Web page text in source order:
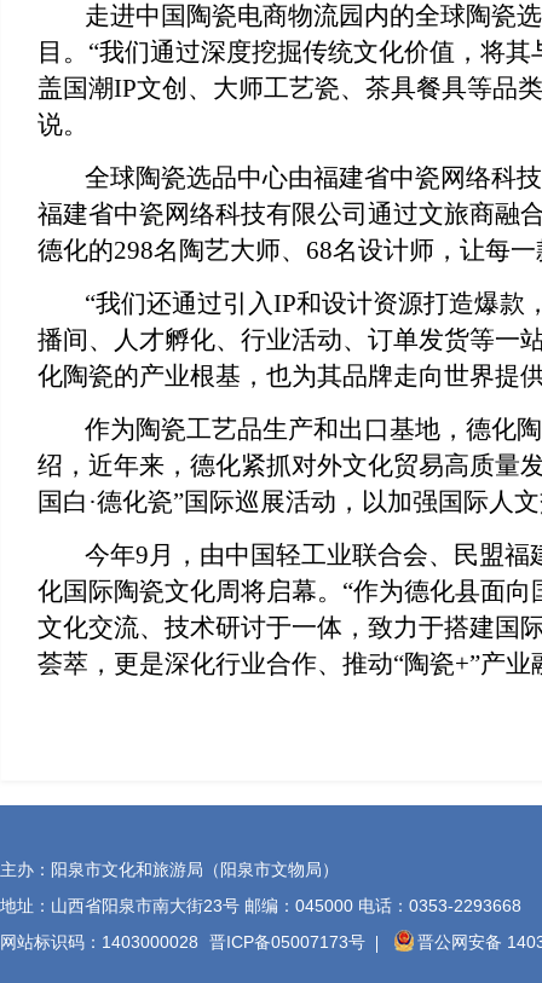
走进中国陶瓷电商物流园内的全球陶瓷
目。 “我们通过深度挖掘传统文化价值，将
盖国潮IP文创、大师工艺瓷、茶具餐具等品
说。
全球陶瓷选品中心由福建省中瓷网络科
福建省中瓷网络科技有限公司通过文旅商融
德化的298名陶艺大师、68名设计师，让每
“我们还通过引入IP和设计资源打造爆
播间、人才孵化、行业活动、订单发货等一
化陶瓷的产业根基，也为其品牌走向世界提
作为陶瓷工艺品生产和出口基地，德化
绍，近年来，德化紧抓对外文化贸易高质量
国白·德化瓷”国际巡展活动，以加强国际人
今年9月，由中国轻工业联合会、民盟
化国际陶瓷文化周将启幕。“作为德化县面
文化交流、技术研讨于一体，致力于搭建国
荟萃，更是深化行业合作、推动“陶瓷+”产
主办：阳泉市文化和旅游局（阳泉市文物局）
地址：山西省阳泉市南大街23号 邮编：045000 电话：0353-2293668
网站标识码：1403000028
晋ICP备05007173号 晋公网安备